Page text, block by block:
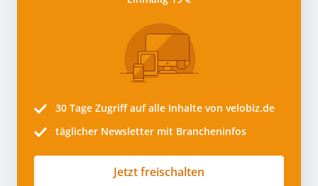
30 Tage Zugriff auf alle Inhalte von velobiz.de
täglicher Newsletter mit Brancheninfos
Jetzt freischalten